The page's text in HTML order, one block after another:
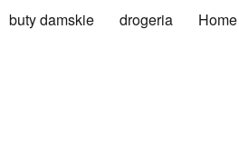
buty damskie drogeria Home